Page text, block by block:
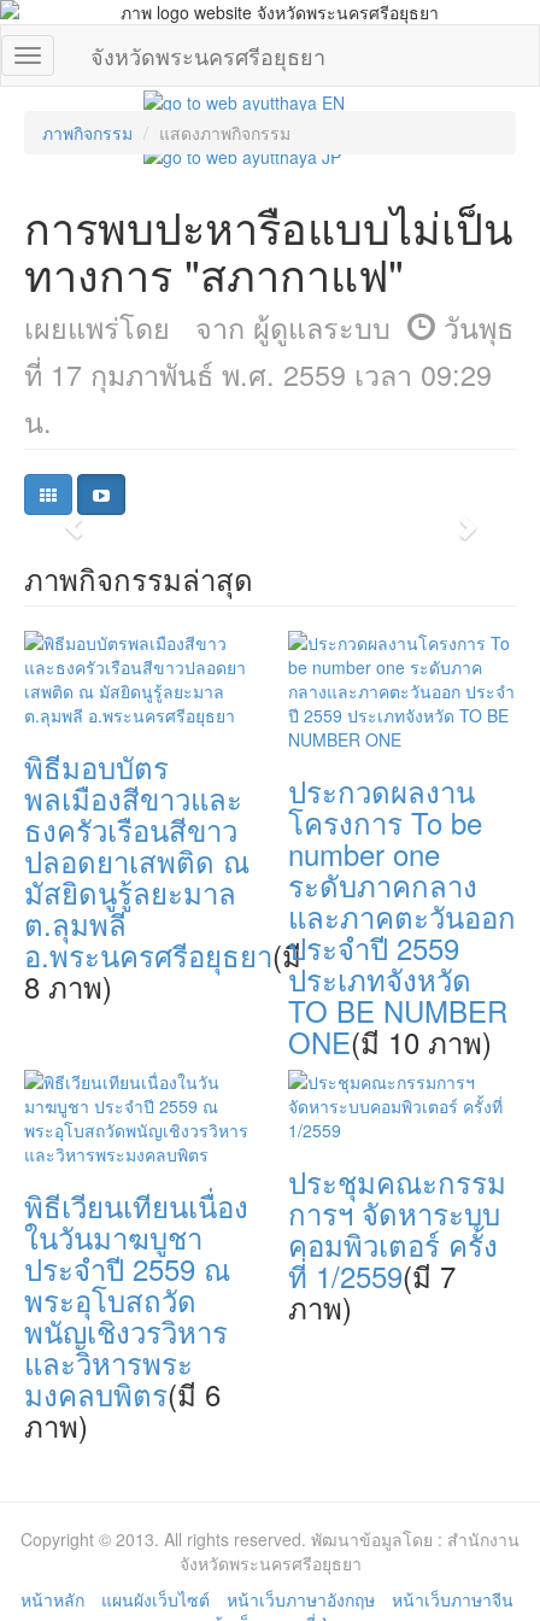
จังหวัดพระนครศรีอยุธยา
ภาพกิจกรรม แสดงภาพกิจกรรม
การพบปะหารือแบบไม่เป็น
ทางการ "สภากาแฟ"
เผยแพร่โดย จาก ผู้ดูแลระบบ
วันพุธ
ที่ 17 กุมภาพันธ์ พ.ศ. 2559 เวลา 09:29
น.
"สภากาแฟ"
ภาพกิจกรรมล่าสุด
พิธีมอบบัตร
พลเมืองสีขาวและ
ธงครัวเรือนสีขาว
ปลอดยาเสพติด ณ
มัสยิดนูรู้ลยะมาล
ต.ลุมพลี
อ.พระนครศรีอยุธยา(มี
8 ภาพ)
ประกวดผลงาน
โครงการ To be
number one
ระดับภาคกลาง
และภาคตะวันออก
ประจำปี 2559
ประเภทจังหวัด
TO BE NUMBER
ONE(มี 10 ภาพ)
พิธีเวียนเทียนเนื่อง
ในวันมาฆบูชา
ประจำปี 2559 ณ
พระอุโบสถวัด
พนัญเชิงวรวิหาร
และวิหารพระ
มงคลบพิตร(มี 6
ภาพ)
ประชุมคณะกรรม
การฯ จัดหาระบบ
คอมพิวเตอร์ ครั้ง
ที่ 1/2559(มี 7
ภาพ)
Copyright © 2013. All rights reserved. พัฒนาข้อมูลโดย : สำนักงาน
จังหวัดพระนครศรีอยุธยา
หน้าหลัก
แผนผังเว็บไซต์ หน้าเว็บภาษาอังกฤษ
หน้าเว็บภาษาจีน